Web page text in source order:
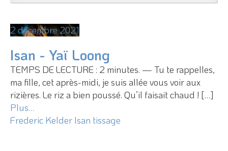
2 décembre 2021
Isan - Yaï Loong
TEMPS DE LECTURE : 2 minutes. — Tu te rappelles,
ma fille, cet après-midi, je suis allée vous voir aux
rizières. Le riz a bien poussé. Qu’il faisait chaud ! […]
Plus…
Frederic Kelder Isan tissage